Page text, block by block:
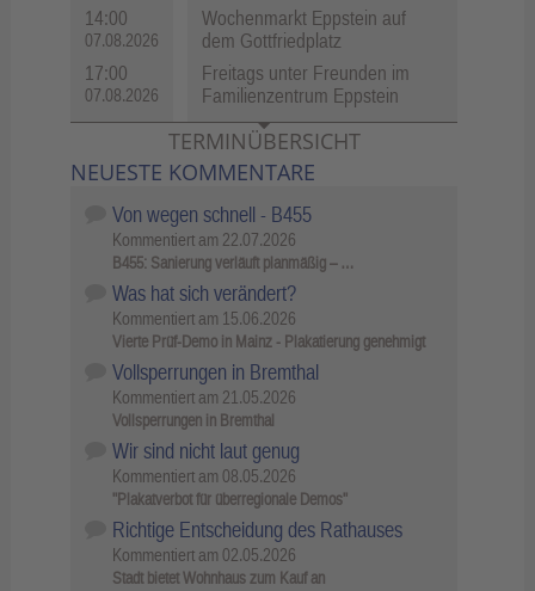
14:00
07.08.2026
Wochenmarkt Eppstein auf
dem Gottfriedplatz
17:00
07.08.2026
Freitags unter Freunden im
Familienzentrum Eppstein
TERMINÜBERSICHT
NEUESTE KOMMENTARE
Von wegen schnell - B455
Kommentiert am 22.07.2026
B455: Sanierung verläuft planmäßig – …
Was hat sich verändert?
Kommentiert am 15.06.2026
Vierte Prüf-Demo in Mainz - Plakatierung genehmigt
Vollsperrungen in Bremthal
Kommentiert am 21.05.2026
Vollsperrungen in Bremthal
Wir sind nicht laut genug
Kommentiert am 08.05.2026
"Plakatverbot für überregionale Demos"
Richtige Entscheidung des Rathauses
Kommentiert am 02.05.2026
Stadt bietet Wohnhaus zum Kauf an